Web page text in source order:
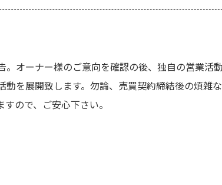
オーナー様のご意向を確認の後、独自の営業活
を展開致します。勿論、売買契約締結後の煩雑
ので、ご安心下さい。